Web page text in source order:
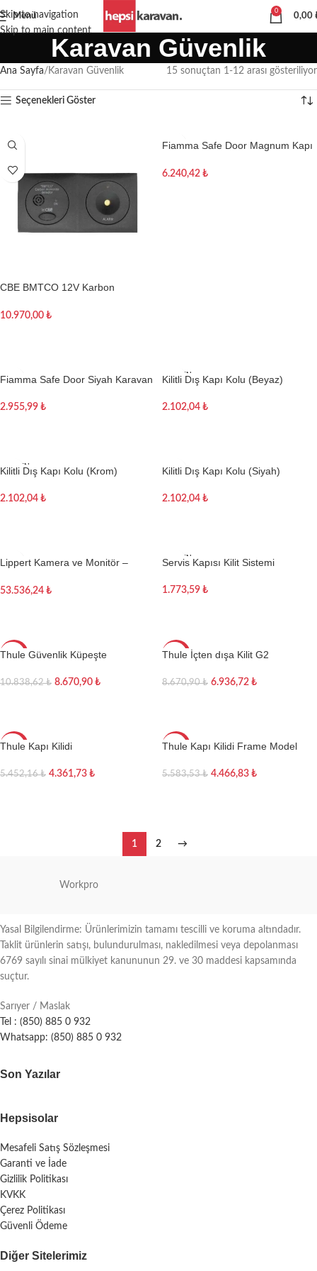
Skip to navigation
Skip to main content
Menü
0
0,00
Karavan Güvenlik
Ana Sayfa Karavan Güvenlik 15 sonuçtan 1-12 arası gösteriliyor
Seçenekleri Göster
CBE BMTCO 12V Karbon
10.970,00 ₺
Fiamma Safe Door Magnum Kapı
6.240,42 ₺
Fiamma Safe Door Siyah Karavan
2.955,99 ₺
TÜKEN
DI
Kilitli Dış Kapı Kolu (Beyaz)
2.102,04 ₺
TÜKEN
DI
Kilitli Dış Kapı Kolu (Krom)
2.102,04 ₺
Kilitli Dış Kapı Kolu (Siyah)
2.102,04 ₺
Lippert Kamera ve Monitör –
53.536,24 ₺
TÜKEN
DI
Servis Kapısı Kilit Sistemi
1.773,59 ₺
-20%
TÜKEN
DI
Thule Güvenlik Küpeşte
10.838,62₺ 8.670,90 ₺
-20%
Thule İçten dışa Kilit G2
8.670,90₺ 6.936,72 ₺
-20%
Thule Kapı Kilidi
5.452,16₺ 4.361,73 ₺
-20%
Thule Kapı Kilidi Frame Model
5.583,53₺ 4.466,83 ₺
1 2 →
Workpro
Yasal Bilgilendirme: Ürünlerimizin tamamı tescilli ve koruma altındadır.
Taklit ürünlerin satışı, bulundurulması, nakledilmesi veya depolanması
6769 sayılı sinai mülkiyet kanununun 29. ve 30 maddesi kapsamında
suçtur.
Sarıyer / Maslak
Tel : (850) 885 0 932
Whatsapp: (850) 885 0 932
Son Yazılar
Hepsisolar
Mesafeli Satış Sözleşmesi
Garanti ve İade
Gizlilik Politikası
KVKK
Çerez Politikası
Güvenli Ödeme
Diğer Sitelerimiz